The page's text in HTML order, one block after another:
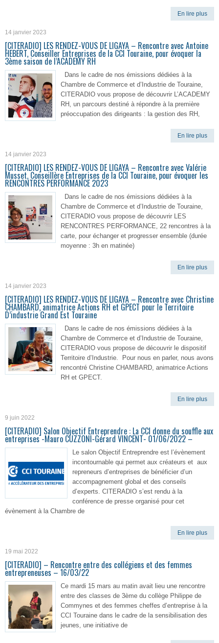
En lire plus
14 janvier 2023
[CITERADIO] LES RENDEZ-VOUS DE LIGAYA – Rencontre avec Antoine
HEBERT, Conseiller Entreprises de la CCI Touraine, pour évoquer la
3ème saison de l’ACADEMY RH
Dans le cadre de nos émissions dédiées à la
Chambre de Commerce et d’Industrie de Touraine,
CITERADIO vous propose de découvrir L’ACADEMY
RH, un parcours destiné à répondre à la première
préoccupation des dirigeants : la gestion des RH,
En lire plus
14 janvier 2023
[CITERADIO] LES RENDEZ-VOUS DE LIGAYA – Rencontre avec Valérie
Musset, Conseillère Entreprises de la CCI Touraine, pour évoquer les
RENCONTRES PERFORMANCE 2023
Dans le cadre de nos émissions dédiées à la
Chambre de Commerce et d’Industrie de Touraine,
CITERADIO vous propose de découvrir LES
RENCONTRES PERFORMANCE, 22 rencontres à la
carte, pour échanger et progresser ensemble (durée
moyenne : 3h en matinée)
En lire plus
14 janvier 2023
[CITERADIO] LES RENDEZ-VOUS DE LIGAYA – Rencontre avec Christine
CHAMBARD, animatrice Actions RH et GPECT pour le Territoire
D’industrie Grand Est Touraine
Dans le cadre de nos émissions dédiées à la
Chambre de Commerce et d’Industrie de Touraine,
CITERADIO vous propose de découvrir le dispositif
Territoire d’Industrie. Pour nous en parler, nous avons
rencontré Christine CHAMBARD, animatrice Actions
RH et GPECT.
En lire plus
9 juin 2022
[CITERADIO] Salon Objectif Entreprendre : La CCI donne du souffle aux
entreprises -Mauro CUZZONI-Gérard VINCENT- 01/06/2022 –
Le salon Objectif Entreprendre est l’évènement
incontournable qui permet aux créateurs et aux
repreneurs d’entreprises de bénéficier d’un
accompagnement global et des conseils
d’experts. CITERADIO s’est rendu à la
conférence de presse organisé pour cet
évènement à la Chambre de
En lire plus
19 mai 2022
[CITERADIO] – Rencontre entre des collégiens et des femmes
entrepreneuses – 16/03/22
Ce mardi 15 mars au matin avait lieu une rencontre
entre des classes de 3ème du collège Philippe de
Commynes et des femmes cheffes d’entreprise à la
CCI Touraine dans le cadre de la sensibilisation des
jeunes, une initiative de